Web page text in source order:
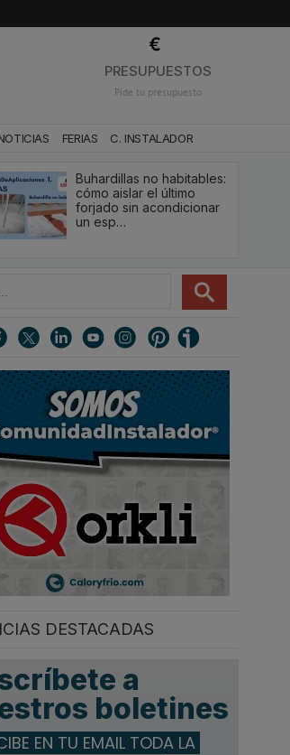
PRESUPUESTOS
Pide tu presupuesto
FERIAS C. INSTALADOR
Buhardillas no habitables:
cómo aislar el último
forjado sin acondicionar
un esp…
DESTACADAS
a
boletines
EN TU EMAIL TODA LA